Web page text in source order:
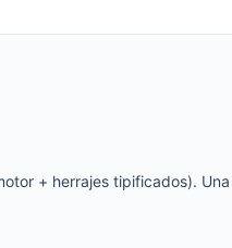
+ herrajes tipificados).